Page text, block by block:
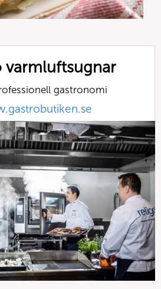
varmluftsugnar
gastronomi